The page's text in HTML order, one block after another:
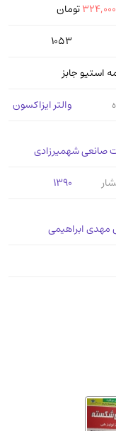
324,000تومان
1053
استیو جابز
والتر ایزاکسون
صانعی شهمیرزادی
1390
ابراهیمی